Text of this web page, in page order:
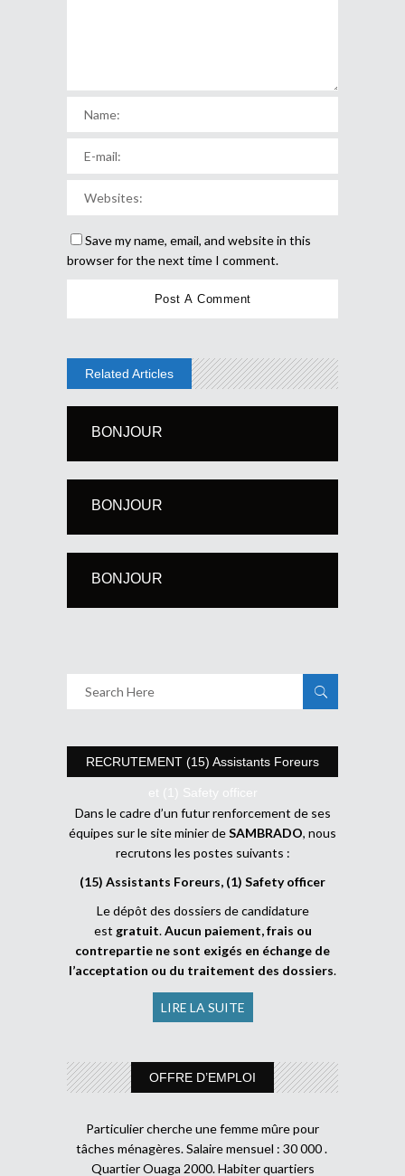
Save my name, email, and website in this
browser for the next time I comment.
Related Articles
BONJOUR
BONJOUR
BONJOUR
RECRUTEMENT (15) Assistants Foreurs
et (1) Safety officer
Dans le cadre d’un futur renforcement de ses
équipes sur le site minier deSAMBRADO, nous
recrutons les postes suivants :
(15) Assistants Foreurs, (1) Safety officer
Le dépôt des dossiers de candidature
est gratuit.Aucun paiement, frais ou
contrepartie ne sont exigés en échange de
l’acceptation ou du traitement des dossiers.
LIRE LA SUITE
OFFRE D’EMPLOI
Particulier cherche une femme mûre pour
tâches ménagères. Salaire mensuel : 30 000 .
Quartier Ouaga 2000. Habiter quartiers